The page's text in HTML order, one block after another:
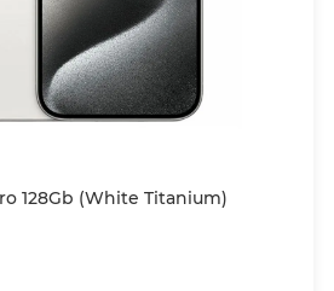
128Gb (White Titanium)